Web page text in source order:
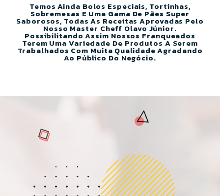
Temos Ainda Bolos Especiais, Tortinhas,
Sobremesas E Uma Gama De Pães Super
Saborosos, Todas As Receitas Aprovadas Pelo
Nosso Master Cheff Olavo Júnior.
Possibilitando Assim Nossos Franqueados
Terem Uma Variedade De Produtos A Serem
Trabalhados Com Muita Qualidade Agradando
Ao Público Do Negócio.